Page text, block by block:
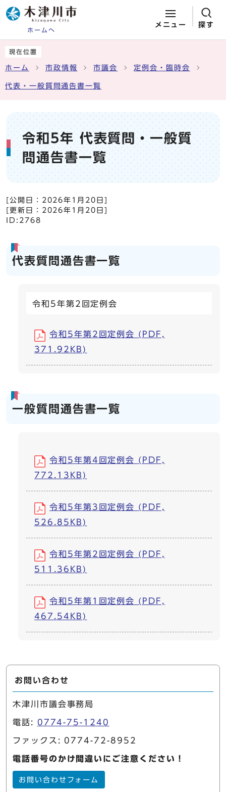
ホームへ
メニュー 探す
現在位置
ホーム 市政情報 市議会 定例会・臨時会
代表・一般質問通告書一覧
令和5年 代表質問・一般質
問通告書一覧
[公開日： 2026年1月20日
[更新日： 2026年1月20日
ID:2768
代表質問通告書一覧
令和5年第2回定例会
令和5年第2回定例会 (PDF,
371.92KB)
一般質問通告書一覧
令和5年第4回定例会 (PDF,
772.13KB)
令和5年第3回定例会 (PDF,
526.85KB)
令和5年第2回定例会 (PDF,
511.36KB)
令和5年第1回定例会 (PDF,
467.54KB)
お問い合わせ
木津川市議会事務局
電話: 0774-75-1240
ファックス: 0774-72-8952
電話番号のかけ間違いにご注意ください！
お問い合わせフォーム